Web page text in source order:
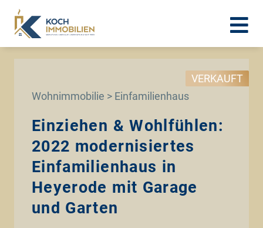
Wohnimmobilie > Einfamilienhaus
VERKAUFT
Einziehen & Wohlfühlen:
2022 modernisiertes
Einfamilienhaus in
Heyerode mit Garage
und Garten